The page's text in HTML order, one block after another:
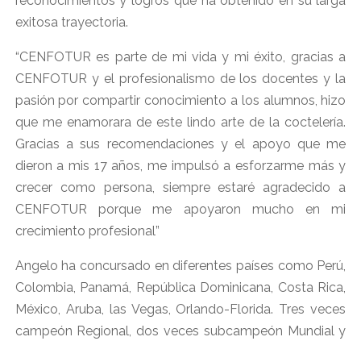
exitosa trayectoria.
“CENFOTUR es parte de mi vida y mi éxito, gracias a
CENFOTUR y el profesionalismo de los docentes y la
pasión por compartir conocimiento a los alumnos, hizo
que me enamorara de este lindo arte de la coctelería.
Gracias a sus recomendaciones y el apoyo que me
dieron a mis 17 años, me impulsó a esforzarme más y
crecer como persona, siempre estaré agradecido a
CENFOTUR porque me apoyaron mucho en mi
crecimiento profesional”
Angelo ha concursado en diferentes países como Perú,
Colombia, Panamá, República Dominicana, Costa Rica,
México, Aruba, las Vegas, Orlando-Florida. Tres veces
campeón Regional, dos veces subcampeón Mundial y